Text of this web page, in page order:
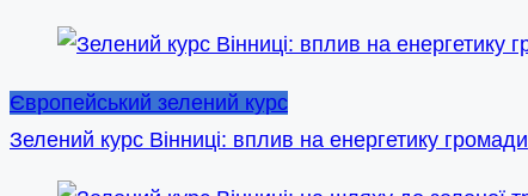
Європейський зелений курс
Зелений курс Вінниці: вплив на енергетику громади